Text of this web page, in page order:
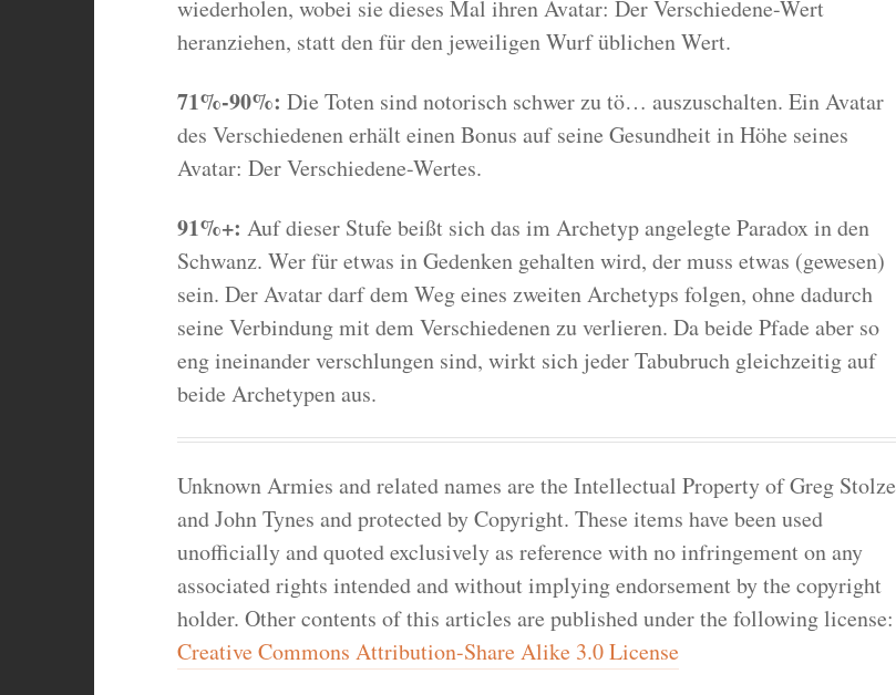
wiederholen, wobei sie dieses Mal ihren Avatar: Der Verschiedene-Wert
heranziehen, statt den für den jeweiligen Wurf üblichen Wert.
71%-90%: Die Toten sind notorisch schwer zu tö… auszuschalten. Ein Avatar
des Verschiedenen erhält einen Bonus auf seine Gesundheit in Höhe seines
Avatar: Der Verschiedene-Wertes.
91%+: Auf dieser Stufe beißt sich das im Archetyp angelegte Paradox in den
Schwanz. Wer für etwas in Gedenken gehalten wird, der muss etwas (gewesen)
sein. Der Avatar darf dem Weg eines zweiten Archetyps folgen, ohne dadurch
seine Verbindung mit dem Verschiedenen zu verlieren. Da beide Pfade aber so
eng ineinander verschlungen sind, wirkt sich jeder Tabubruch gleichzeitig auf
beide Archetypen aus.
Unknown Armies and related names are the Intellectual Property of Greg Stolze
and John Tynes and protected by Copyright. These items have been used
unofficially and quoted exclusively as reference with no infringement on any
associated rights intended and without implying endorsement by the copyright
holder. Other contents of this articles are published under the following license:
Creative Commons Attribution-Share Alike 3.0 License